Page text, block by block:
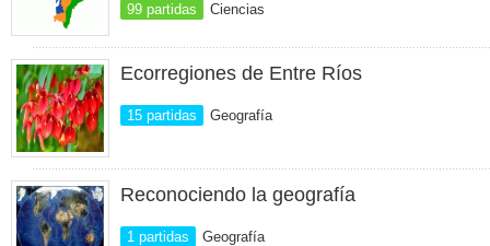
99 partidas Ciencias
Ecorregiones de Entre Ríos
15 partidas Geografía
Reconociendo la geografía
1 partidas Geografía